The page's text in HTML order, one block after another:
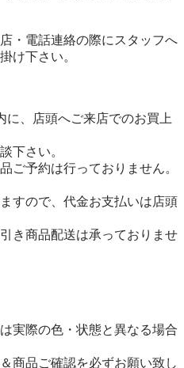
・電話連絡の際にスタッフへ
け下さい。
に、店頭へご来店でのお買上
下さい。
ご予約は行っておりません。
すので、代金お支払いは店頭
き商品配送は承っておりませ
実際の色・状態と異なる場合
商品ご確認を必ずお願い致し